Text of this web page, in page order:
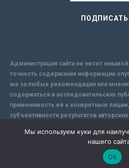
Администрация сайта не несет
точность содержания информации
же за любые рекомендации или
содержаться в исследовательских
применимость её к конкретным
субъективности результатов
надежной защиты информации, Сайт не
Мы используем куки для
нашего
Ok